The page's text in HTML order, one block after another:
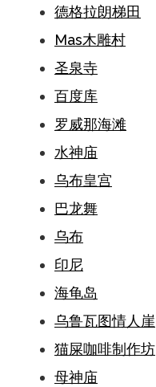
德格拉朗梯田
Mas木雕村
圣泉寺
百度库
罗威那海滩
水神庙
乌布皇宫
巴龙舞
乌布
印尼
海龟岛
乌鲁瓦图情人崖
猫屎咖啡制作坊
母神庙